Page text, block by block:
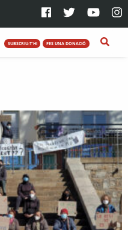
SUBSCRIU-T'HI FES UNA DONACIÓ